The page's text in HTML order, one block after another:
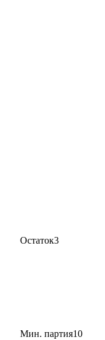
Остаток3
Мин. партия10